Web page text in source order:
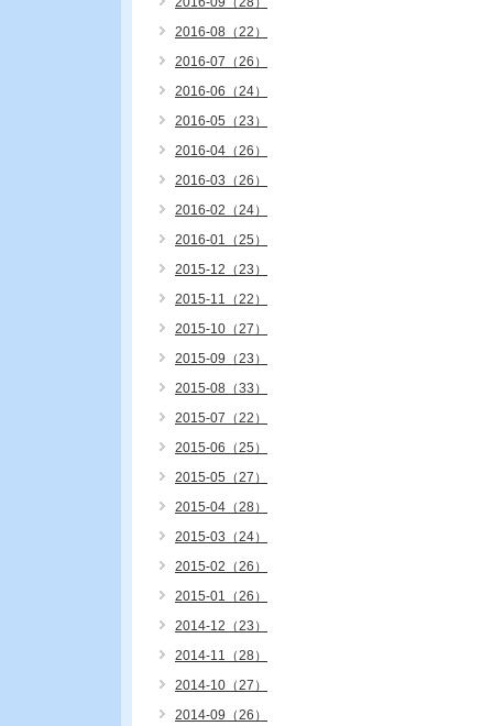
2016-08（22）
2016-07（26）
2016-06（24）
2016-05（23）
2016-04（26）
2016-03（26）
2016-02（24）
2016-01（25）
2015-12（23）
2015-11（22）
2015-10（27）
2015-09（23）
2015-08（33）
2015-07（22）
2015-06（25）
2015-05（27）
2015-04（28）
2015-03（24）
2015-02（26）
2015-01（26）
2014-12（23）
2014-11（28）
2014-10（27）
2014-09（26）